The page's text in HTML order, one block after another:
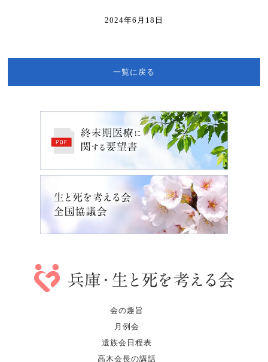
2024年6月18日
一覧に戻る
会の趣旨
月例会
遺族会日程表
高木会長の講話